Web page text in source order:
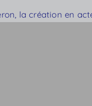
la création en